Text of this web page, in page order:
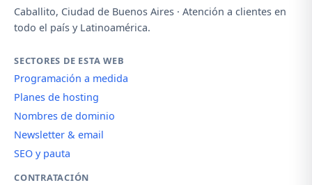
Caballito, Ciudad de Buenos Aires · Atención a clientes en
todo el país y Latinoamérica.
SECTORES DE ESTA WEB
Programación a medida
Planes de hosting
Nombres de dominio
Newsletter & email
SEO y pauta
CONTRATACIÓN